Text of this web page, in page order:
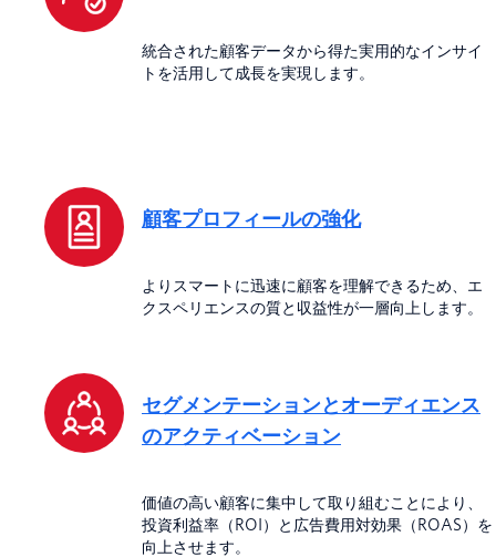
統合された顧客データから得た実用的なインサイ
トを活用して成長を実現します。
顧客プロフィールの強化
よりスマートに迅速に顧客を理解できるため、エ
クスペリエンスの質と収益性が一層向上します。
セグメンテーションとオーディエンス
のアクティベーション
価値の高い顧客に集中して取り組むことにより、
投資利益率（ROI）と広告費用対効果（ROAS）を
向上させます。